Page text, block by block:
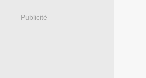
Publicité